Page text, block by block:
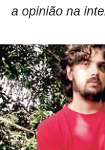
a opinião na